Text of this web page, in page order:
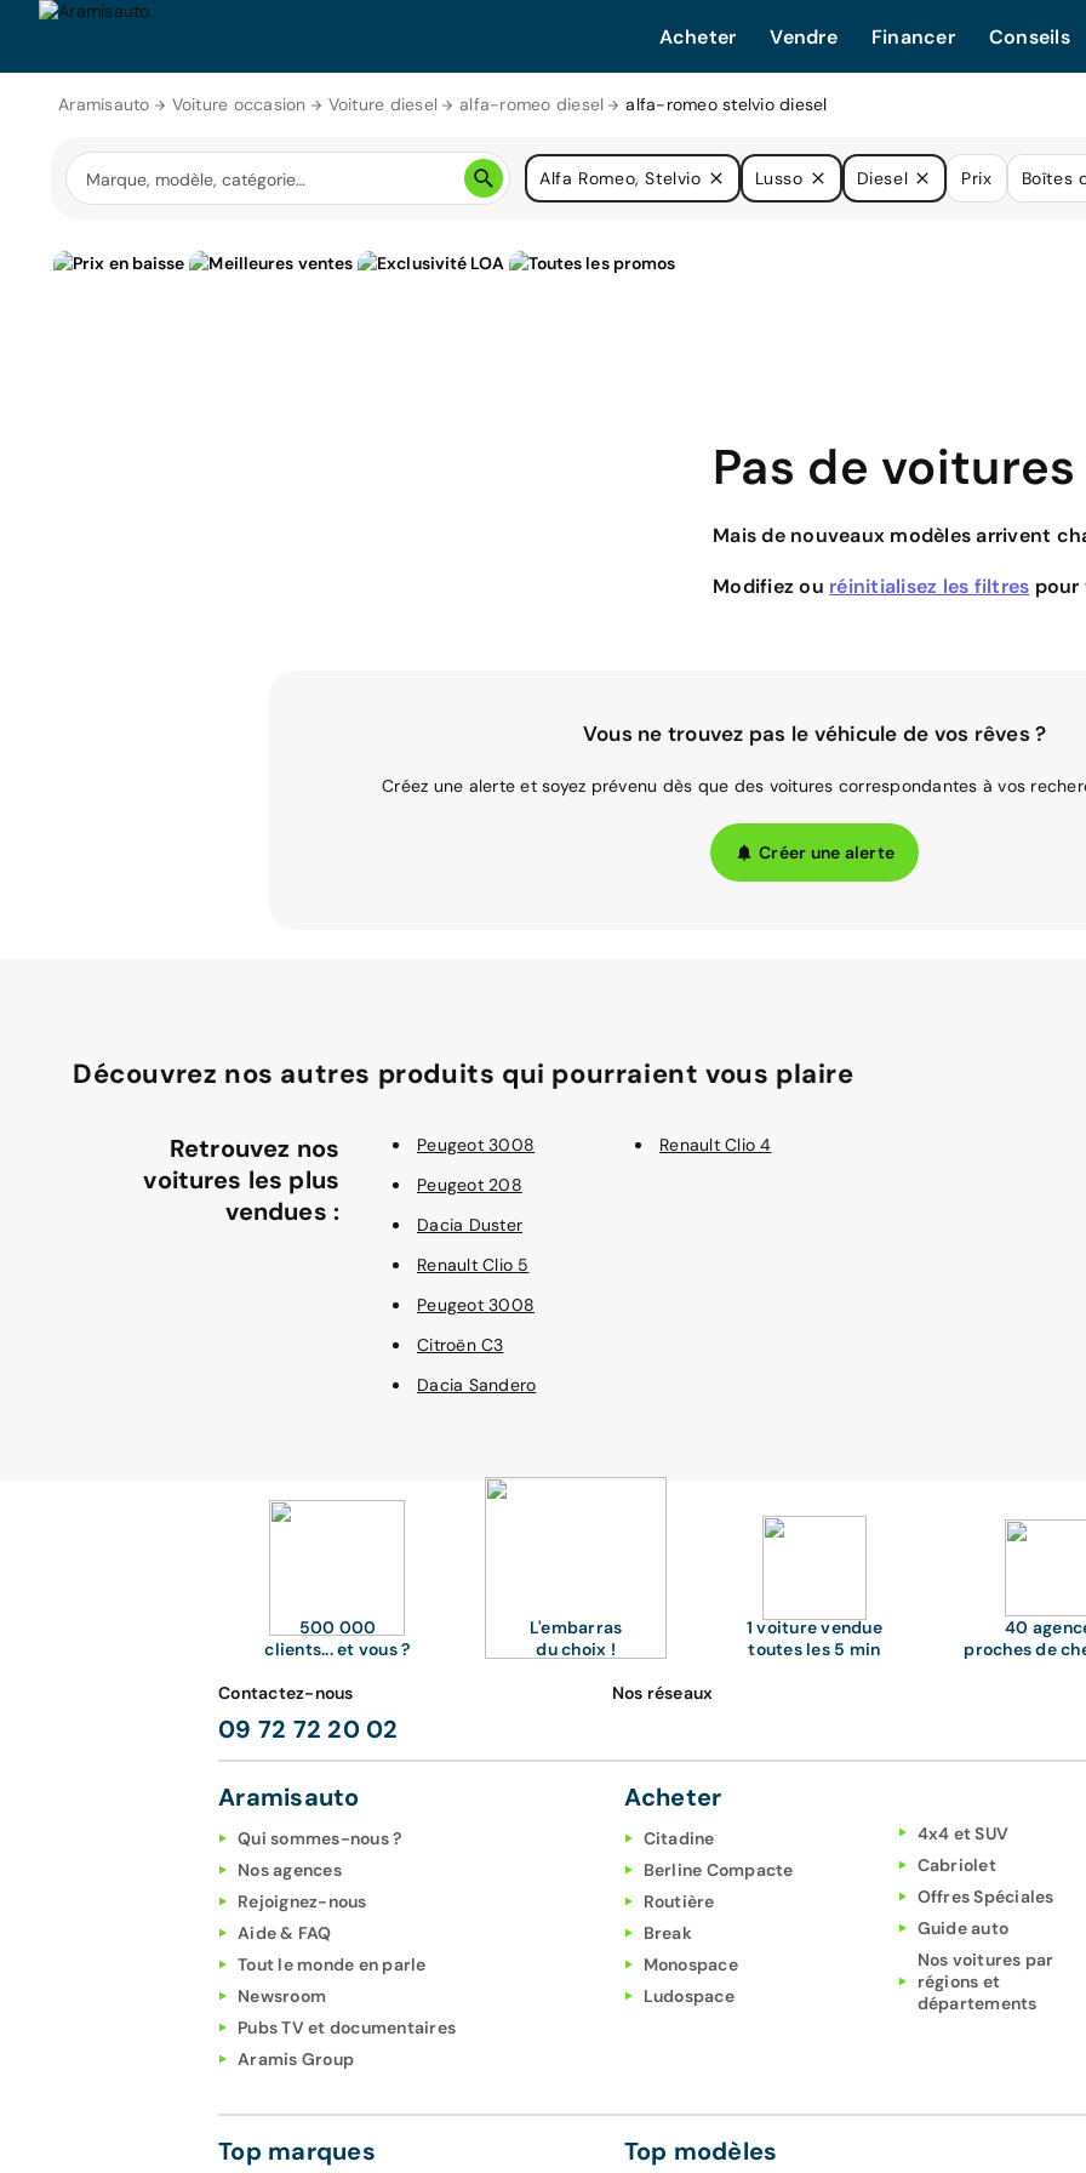
Acheter Vendre Financer Conseils
Aramisauto Voiture occasion Voiture diesel alfa-romeo diesel alfa-romeo stelvio diesel
Alfa Romeo, Stelvio Lusso Diesel Prix Boîtes
Pas de
Mais de nouveaux modèles arrivent
Modifiez ou réinitialisez les filtres pour
Vous ne trouvez pas le véhicule de vos rêves ?
Créez une alerte et soyez prévenu dès que des voitures correspondantes à vos
Créer une alerte
Découvrez nos autres produits qui pourraient vous plaire
Retrouvez nos
voitures les plus
vendues :
Peugeot 3008
Peugeot 208
Dacia Duster
Renault Clio 5
Peugeot 3008
Citroën C3
Dacia Sandero
Renault Clio 4
500 000
clients... et vous ?
L'embarras
du choix !
1 voiture vendue
toutes les 5 min
40
proches de
Contactez-nous
09 72 72 20 02
Nos réseaux
Aramisauto
Qui sommes-nous ?
Nos agences
Rejoignez-nous
Aide & FAQ
Tout le monde en parle
Newsroom
Pubs TV et documentaires
Aramis Group
Acheter
Citadine
Berline Compacte
Routière
Break
Monospace
Ludospace
4x4 et SUV
Cabriolet
Offres Spéciales
Guide auto
Nos voitures par
régions et
départements
Top marques Top modèles